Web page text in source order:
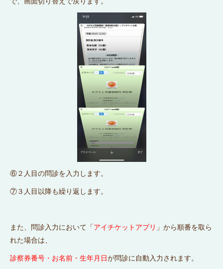
⑥２人目の問診を入力します。
⑦３人目以降も繰り返します。
また、問診入力において「アイチケットアプリ 」から順番を取ら
れた場合は、
診察券番号・お名前・生年月日が問診に自動入力されます。